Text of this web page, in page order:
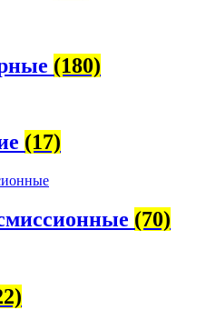
(180)
(17)
(70)